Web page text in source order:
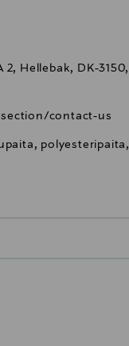
2, Hellebak, DK-3150,
contact-us
polyesteripaita,